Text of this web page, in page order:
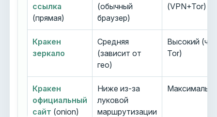
ссылка
(прямая)
(обычный
браузер)
(VPN+Tor)
Кракен
зеркало
Средняя
(зависит от
гео)
Высокий
Tor)
Кракен
официальный
сайт (onion)
Ниже из-за
луковой
маршрутизации